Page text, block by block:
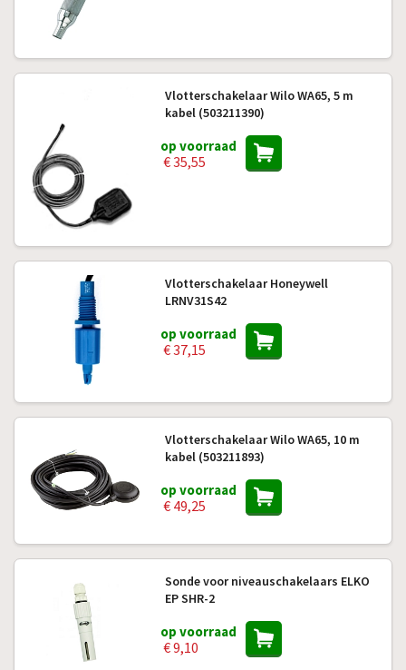
Vlotterschakelaar Wilo WA65, 5 m
kabel (503211390)
op voorraad
€ 35,55
Vlotterschakelaar Honeywell
LRNV31S42
op voorraad
€ 37,15
Vlotterschakelaar Wilo WA65, 10 m
kabel (503211893)
op voorraad
€ 49,25
Sonde voor niveauschakelaars ELKO
EP SHR-2
op voorraad
€ 9,10